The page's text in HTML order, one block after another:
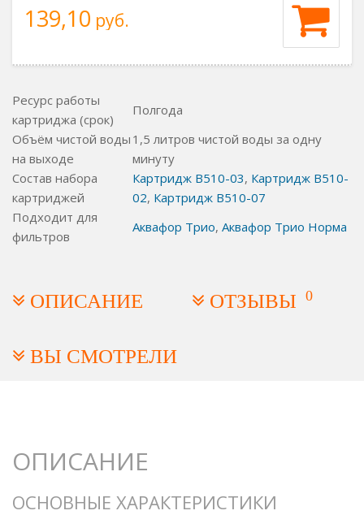
139,10 руб.
Ресурс работы
картриджа (срок)
Полгода
Объём чистой воды
на выходе
1,5 литров чистой воды за одну
минуту
Состав набора
картриджей
Картридж B510-03, Картридж B510-
02, Картридж B510-07
Подходит для
фильтров
Аквафор Трио, Аквафор Трио Норма
ОПИСАНИЕ ОТЗЫВЫ 0
ВЫ СМОТРЕЛИ
ОПИСАНИЕ
ОСНОВНЫЕ ХАРАКТЕРИСТИКИ